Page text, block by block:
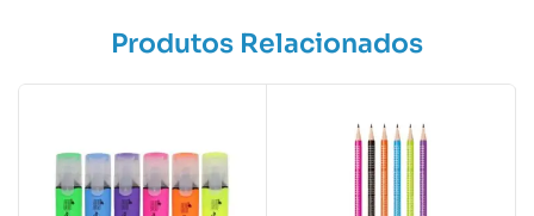
Produtos Relacionados